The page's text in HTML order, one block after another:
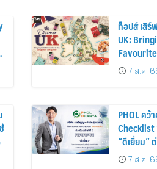
ท็อปส์ เสิ
UK:
อร่อยและไ
อาณาจักร
7 ส.ค.
PHOL คว้
Checklist
“ดีเยี่ยม”
การดำเนิ
7 ส.ค.